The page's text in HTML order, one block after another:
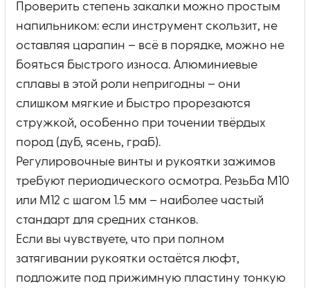
Проверить степень закалки можно простым
напильником: если инструмент скользит, не
оставляя царапин – всё в порядке, можно не
бояться быстрого износа. Алюминиевые
сплавы в этой роли непригодны – они
слишком мягкие и быстро прорезаются
стружкой, особенно при точении твёрдых
пород (дуб, ясень, граб).
Регулировочные винты и рукоятки зажимов
требуют периодического осмотра. Резьба М10
или М12 с шагом 1.5 мм – наиболее частый
стандарт для средних станков.
Если вы чувствуете, что при полном
затягивании рукоятки остаётся люфт,
подложите под прижимную пластину тонкую